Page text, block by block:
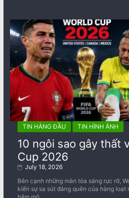
TIN HÀNG ĐẦU TIN HÌNH ẢNH
10 ngôi sao gây thất
Cup 2026
July 18, 2026
Bên cạnh những màn tỏa sáng rực rỡ,
kiến sự sa sút đáng quên của hàng loạt